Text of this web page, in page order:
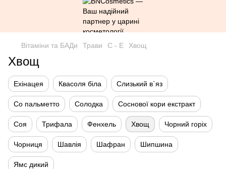
Вітаміни та БАДи Трави С - Е Хвощ
Хвощ
Ехінацея Квасоля біла Слизький в`яз
Со пальметто Солодка Соснової кори екстракт
Соя Трифала Фенхель Хвощ Чорний горіх
Чорниця Шавлія Шафран Шипшина
Ямс дикий